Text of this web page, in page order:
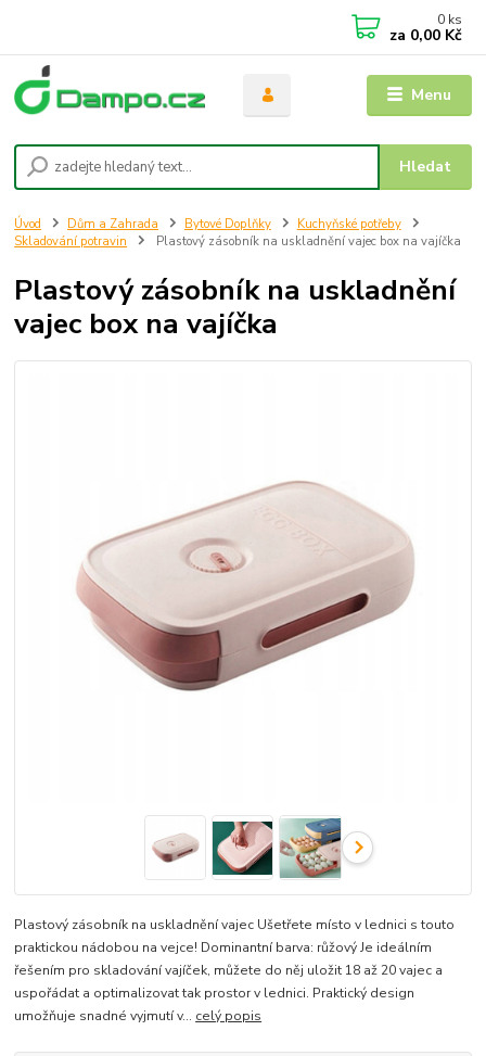
Menu
Hledat
0 ks
za 0,00 Kč
Úvod Dům a Zahrada Bytové Doplňky
Kuchyňské potřeby
Skladování potravin
Plastový zásobník na uskladnění vajec box na vajíčka
Plastový zásobník na uskladnění
vajec box na vajíčka
Plastový zásobník na uskladnění vajec Ušetřete místo v lednici s touto
praktickou nádobou na vejce! Dominantní barva: růžový Je ideálním
řešením pro skladování vajíček, můžete do něj uložit 18 až 20 vajec a
uspořádat a optimalizovat tak prostor v lednici. Praktický design
umožňuje snadné vyjmutí v... celý popis